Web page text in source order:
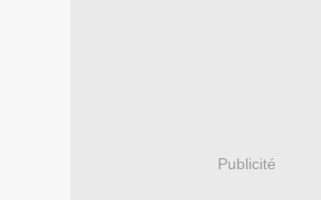
Publicité